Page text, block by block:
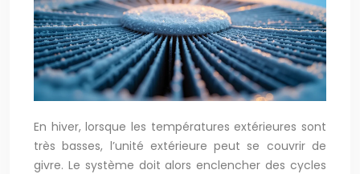
En hiver, lorsque les températures extérieures sont
très basses, l’unité extérieure peut se couvrir de
givre. Le système doit alors enclencher des cycles